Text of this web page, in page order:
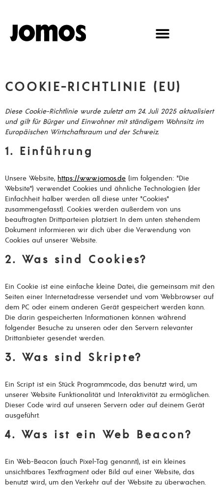
COOKIE-RICHTLINIE (EU)
Diese Cookie-Richtlinie wurde zuletzt am 24. Juli 2025 aktualisiert
und gilt für Bürger und Einwohner mit ständigem Wohnsitz im
Europäischen Wirtschaftsraum und der Schweiz.
1. Einführung
Unsere Website, https://www.jomos.de (im folgenden: "Die
Website") verwendet Cookies und ähnliche Technologien (der
Einfachheit halber werden all diese unter "Cookies"
zusammengefasst). Cookies werden außerdem von uns
beauftragten Drittparteien platziert. In dem unten stehendem
Dokument informieren wir dich über die Verwendung von
Cookies auf unserer Website.
2. Was sind Cookies?
Ein Cookie ist eine einfache kleine Datei, die gemeinsam mit den
Seiten einer Internetadresse versendet und vom Webbrowser auf
dem PC oder einem anderen Gerät gespeichert werden kann.
Die darin gespeicherten Informationen können während
folgender Besuche zu unseren oder den Servern relevanter
Drittanbieter gesendet werden.
3. Was sind Skripte?
Ein Script ist ein Stück Programmcode, das benutzt wird, um
unserer Website Funktionalität und Interaktivität zu ermöglichen.
Dieser Code wird auf unseren Servern oder auf deinem Gerät
ausgeführt.
4. Was ist ein Web Beacon?
Ein Web-Beacon (auch Pixel-Tag genannt), ist ein kleines
unsichtbares Textfragment oder Bild auf einer Website, das
benutzt wird, um den Verkehr auf der Website zu überwachen.